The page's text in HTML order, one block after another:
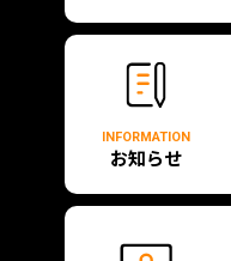
INFORMATION
お知らせ